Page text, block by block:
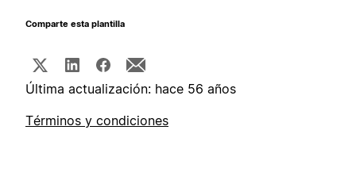
Comparte esta plantilla
Última actualización: hace 56 años
Términos y condiciones